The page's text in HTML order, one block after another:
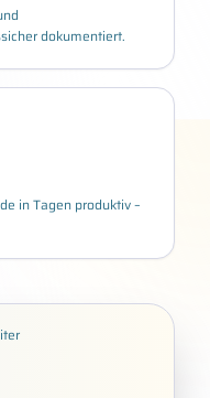
dokumentiert.
in Tagen produktiv –